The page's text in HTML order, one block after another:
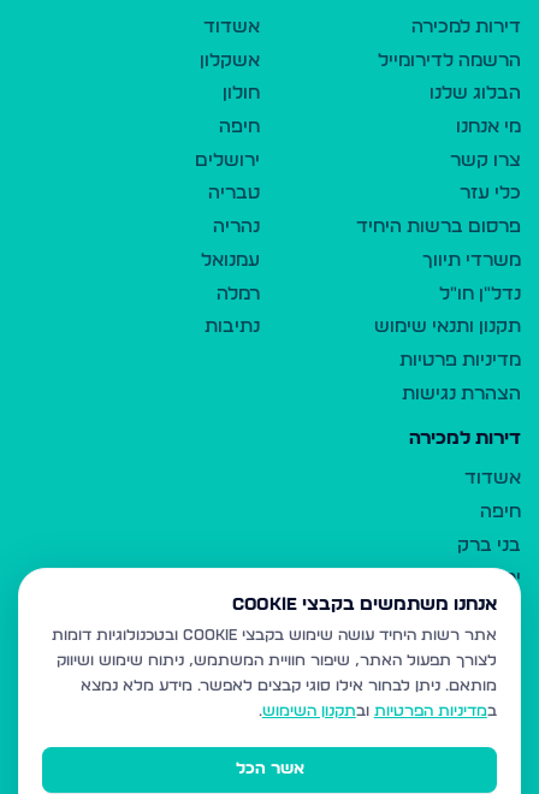
דירות למכירה
הרשמה לדירומייל
הבלוג שלנו
מי אנחנו
צרו קשר
כלי עזר
פרסום ברשות היחיד
משרדי תיווך
נדל"ן חו"ל
תקנון ותנאי שימוש
מדיניות פרטיות
הצהרת נגישות
אשדוד
אשקלון
חולון
חיפה
ירושלים
טבריה
נהריה
עמנואל
רמלה
נתיבות
דירות למכירה
אשדוד
חיפה
בני ברק
ירושלים
אלעד
גבעת זאב
בית שמש
רכסים
מודיעין עילית
אנחנו משתמשים בקבצי Cookie
אתר רשות היחיד עושה שימוש בקבצי Cookie ובטכנולוגיות דומות
לצורך תפעול האתר, שיפור חוויית המשתמש, ניתוח שימוש ושיווק
מותאם. ניתן לבחור אילו סוגי קבצים לאפשר. מידע מלא נמצא
במדיניות הפרטיות ובתקנון השימוש.
אשר הכל